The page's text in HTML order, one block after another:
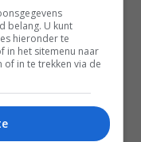
belang. U kunt
hieronder te
in het sitemenu naar
of in te trekken via de